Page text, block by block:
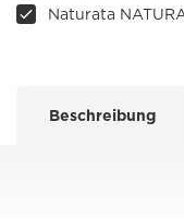
Naturata
Beschreibung